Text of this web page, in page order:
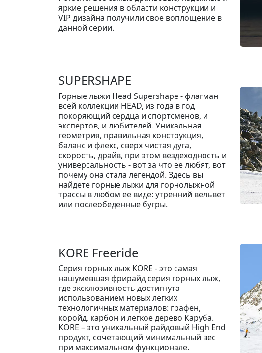
яркие решения в области конструкции и
VIP дизайна получили свое воплощение в
данной серии.
SUPERSHAPE
Горные лыжи Head Supershape - флагман
всей коллекции HEAD, из года в год
покоряющий сердца и спортсменов, и
экспертов, и любителей. Уникальная
геометрия, правильная конструкция,
баланс и флекс, сверх чистая дуга,
скорость, драйв, при этом вездеходность и
универсальность - вот за что ее любят, вот
почему она стала легендой. Здесь вы
найдете горные лыжи для горнолыжной
трассы в любом ее виде: утренний вельвет
или послеобеденные бугры.
KORE Freeride
Серия горных лыж KORE - это самая
нашумевшая фрирайд серия горных лыж,
где эксклюзивность достигнута
использованием новых легких
технологичных материалов: графен,
коройд, карбон и легкое дерево Каруба.
KORE – это уникальный райдовый High End
продукт, сочетающий минимальный вес
при максимальном функционале.